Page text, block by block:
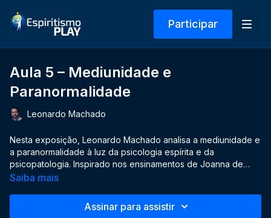
Participar
Aula 5 – Mediunidade e
Paranormalidade
Leonardo Machado
Nesta exposição, Leonardo Machado analisa a mediunidade e
a paranormalidade à luz da psicologia espírita e da
psicopatologia. Inspirado nos ensinamentos de Joanna de
Ângelis, ele explica como as faculdades anímicas e
visão transpessoal do ser amplia a compreensão dos estados
Saiba mais
Assinar para assistir